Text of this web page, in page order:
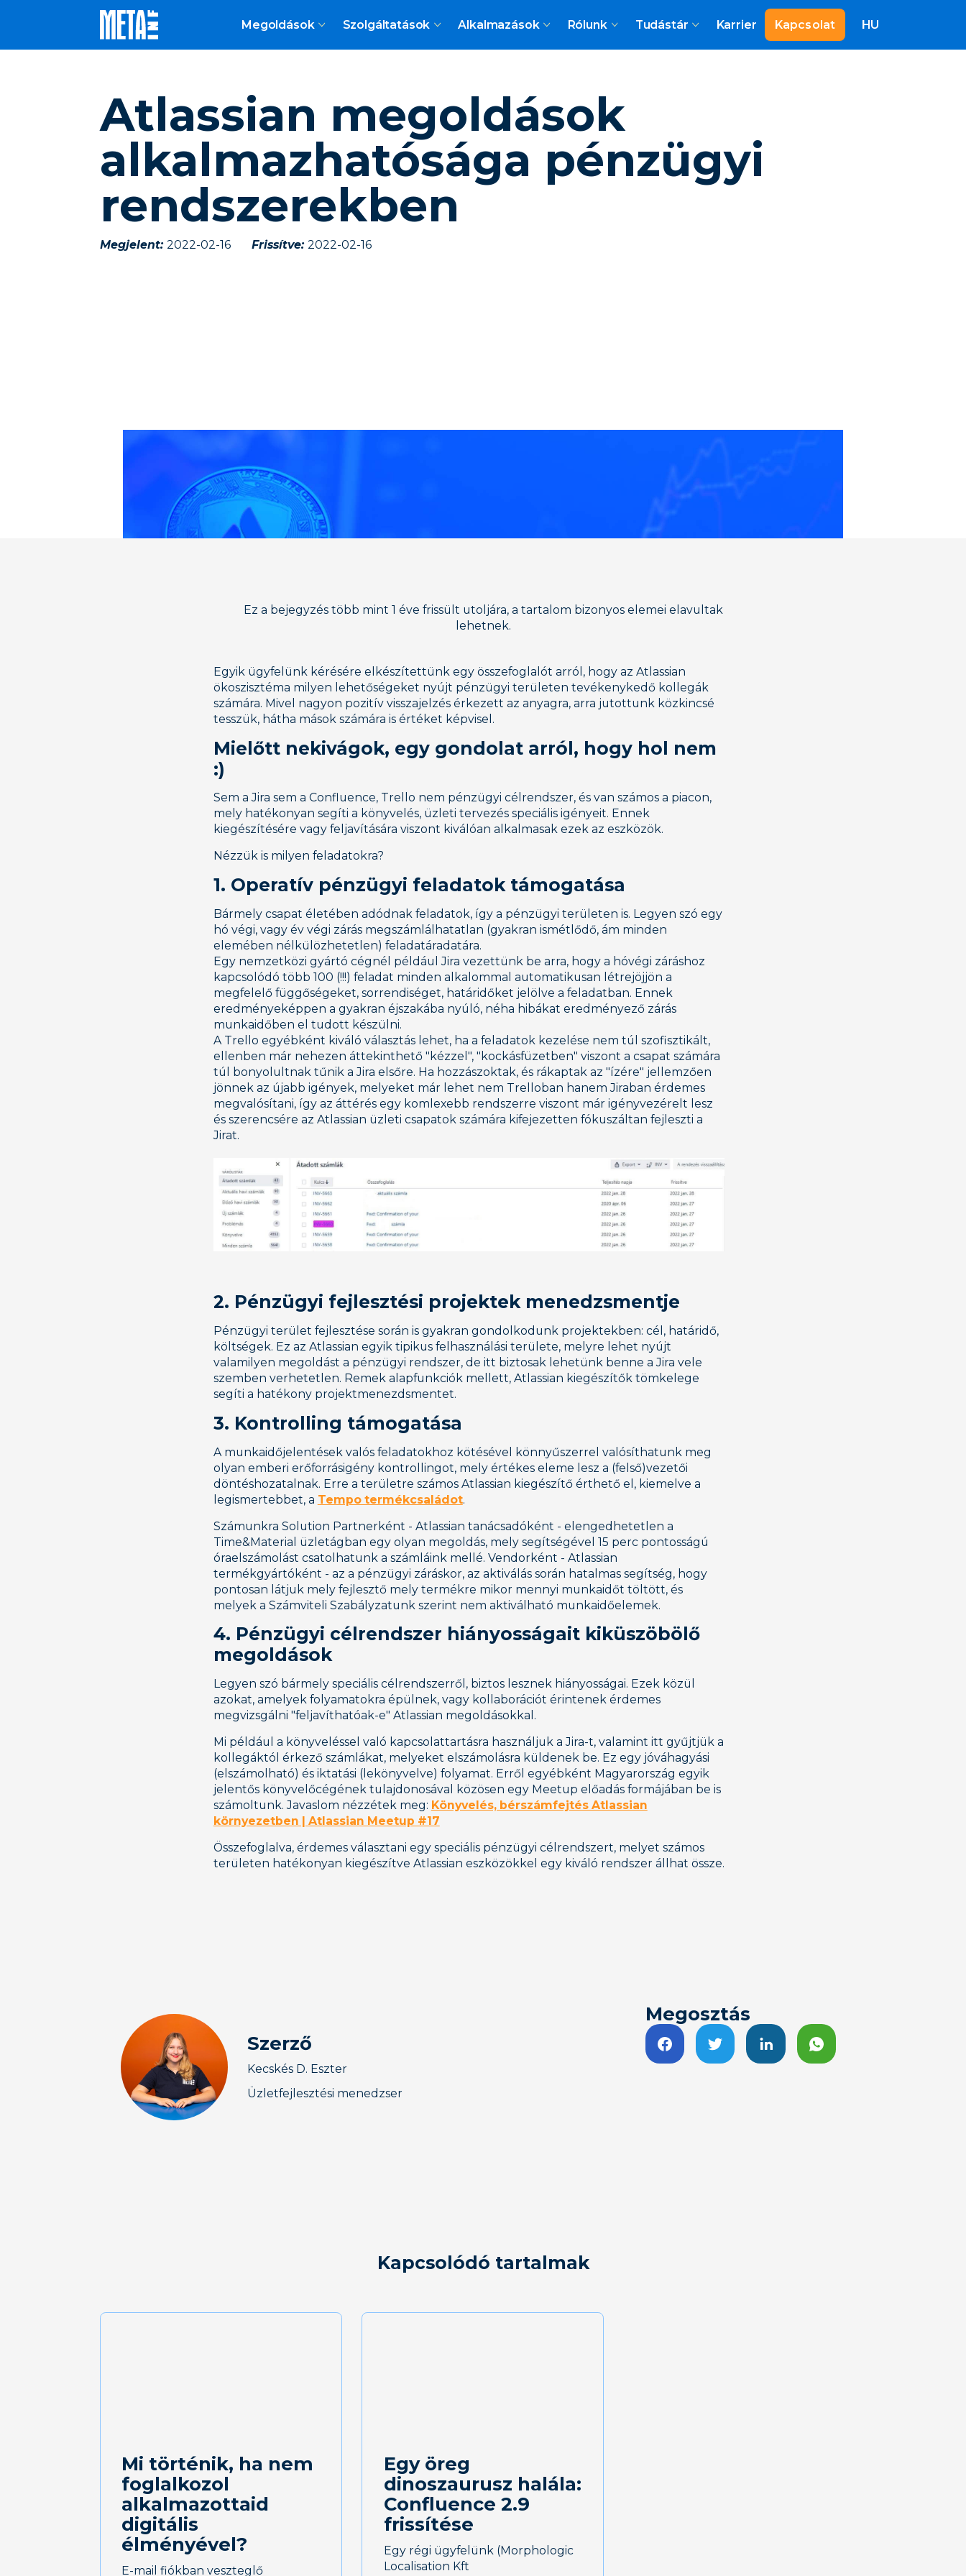
Megoldások Szolgáltatások Alkalmazások Rólunk Tudástár Karrier Kapcsolat HU
Atlassian megoldások
alkalmazhatósága pénzügyi
rendszerekben
Megjelent: 2022-02-16 Frissítve: 2022-02-16
Ez a bejegyzés több mint 1 éve frissült utoljára, a tartalom bizonyos elemei elavultak
lehetnek.
Egyik ügyfelünk kérésére elkészítettünk egy összefoglalót arról, hogy az Atlassian
ökoszisztéma milyen lehetőségeket nyújt pénzügyi területen tevékenykedő kollegák
számára. Mivel nagyon pozitív visszajelzés érkezett az anyagra, arra jutottunk közkincsé
tesszük, hátha mások számára is értéket képvisel.
Mielőtt nekivágok, egy gondolat arról, hogy hol nem
:)
Sem a Jira sem a Confluence, Trello nem pénzügyi célrendszer, és van számos a piacon,
mely hatékonyan segíti a könyvelés, üzleti tervezés speciális igényeit. Ennek
kiegészítésére vagy feljavítására viszont kiválóan alkalmasak ezek az eszközök.
Nézzük is milyen feladatokra?
1. Operatív pénzügyi feladatok támogatása
Bármely csapat életében adódnak feladatok, így a pénzügyi területen is. Legyen szó egy
hó végi, vagy év végi zárás megszámlálhatatlan (gyakran ismétlődő, ám minden
elemében nélkülözhetetlen) feladatáradatára.
Egy nemzetközi gyártó cégnél például Jira vezettünk be arra, hogy a hóvégi záráshoz
kapcsolódó több 100 (!!!) feladat minden alkalommal automatikusan létrejöjjön a
megfelelő függőségeket, sorrendiséget, határidőket jelölve a feladatban. Ennek
eredményeképpen a gyakran éjszakába nyúló, néha hibákat eredményező zárás
munkaidőben el tudott készülni.
A Trello egyébként kiváló választás lehet, ha a feladatok kezelése nem túl szofisztikált,
ellenben már nehezen áttekinthető "kézzel", "kockásfüzetben" viszont a csapat számára
túl bonyolultnak tűnik a Jira elsőre. Ha hozzászoktak, és rákaptak az "ízére" jellemzően
jönnek az újabb igények, melyeket már lehet nem Trelloban hanem Jiraban érdemes
megvalósítani, így az áttérés egy komlexebb rendszerre viszont már igényvezérelt lesz
és szerencsére az Atlassian üzleti csapatok számára kifejezetten fókuszáltan fejleszti a
Jirat.
2. Pénzügyi fejlesztési projektek menedzsmentje
Pénzügyi terület fejlesztése során is gyakran gondolkodunk projektekben: cél, határidő,
költségek. Ez az Atlassian egyik tipikus felhasználási területe, melyre lehet nyújt
valamilyen megoldást a pénzügyi rendszer, de itt biztosak lehetünk benne a Jira vele
szemben verhetetlen. Remek alapfunkciók mellett, Atlassian kiegészítők tömkelege
segíti a hatékony projektmenezdsmentet.
3. Kontrolling támogatása
A munkaidőjelentések valós feladatokhoz kötésével könnyűszerrel valósíthatunk meg
olyan emberi erőforrásigény kontrollingot, mely értékes eleme lesz a (felső)vezetői
döntéshozatalnak. Erre a területre számos Atlassian kiegészítő érthető el, kiemelve a
legismertebbet, a Tempo termékcsaládot.
Számunkra Solution Partnerként - Atlassian tanácsadóként - elengedhetetlen a
Time&Material üzletágban egy olyan megoldás, mely segítségével 15 perc pontosságú
óraelszámolást csatolhatunk a számláink mellé. Vendorként - Atlassian
termékgyártóként - az a pénzügyi záráskor, az aktiválás során hatalmas segítség, hogy
pontosan látjuk mely fejlesztő mely termékre mikor mennyi munkaidőt töltött, és
melyek a Számviteli Szabályzatunk szerint nem aktiválható munkaidőelemek.
4. Pénzügyi célrendszer hiányosságait kiküszöbölő
megoldások
Legyen szó bármely speciális célrendszerről, biztos lesznek hiányosságai. Ezek közül
azokat, amelyek folyamatokra épülnek, vagy kollaborációt érintenek érdemes
megvizsgálni "feljavíthatóak-e" Atlassian megoldásokkal.
Mi például a könyveléssel való kapcsolattartásra használjuk a Jira-t, valamint itt gyűjtjük a
kollegáktól érkező számlákat, melyeket elszámolásra küldenek be. Ez egy jóváhagyási
(elszámolható) és iktatási (lekönyvelve) folyamat. Erről egyébként Magyarország egyik
jelentős könyvelőcégének tulajdonosával közösen egy Meetup előadás formájában be is
számoltunk. Javaslom nézzétek meg: Könyvelés, bérszámfejtés Atlassian
környezetben | Atlassian Meetup #17
Összefoglalva, érdemes választani egy speciális pénzügyi célrendszert, melyet számos
területen hatékonyan kiegészítve Atlassian eszközökkel egy kiváló rendszer állhat össze.
Szerző
Kecskés D. Eszter
Üzletfejlesztési menedzser
Megosztás
Kapcsolódó tartalmak
Mi történik, ha nem
foglalkozol
alkalmazottaid
digitális
élményével?
E-mail fiókban veszteglő
Egy öreg
dinoszaurusz halála:
Confluence 2.9
frissítése
Egy régi ügyfelünk (Morphologic
Localisation Kft